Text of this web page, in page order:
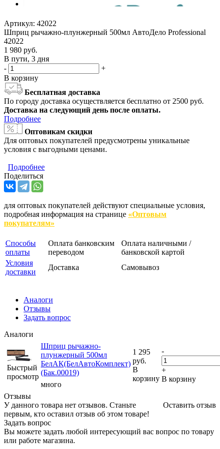
Артикул: 42022
Шприц рычажно-плунжерный 500мл АвтоДело Professional
42022
1 980 руб.
В пути, 3 дня
-
+
В корзину
Бесплатная доставка
По городу доставка осуществляется бесплатно от 2500 руб.
Доставка на следующий день после оплаты.
Подробнее
Оптовикам скидки
Для оптовых покупателей предусмотрены уникальные
условия с выгодными ценами.
Подробнее
Поделиться
для оптовых покупателей действуют специальные условия,
подробная информация на странице «Оптовым
покупателям»
Способы
оплаты
Оплата банковским
переводом
Оплата наличными /
банковской картой
Условия
доставки
Доставка Самовывоз
Аналоги
Отзывы
Задать вопрос
Аналоги
Быстрый
просмотр
Шприц рычажно-
плунжерный 500мл
БелАК(БелАвтоКомплект)
(Бак.00019)
много
1 295
руб.
В
корзину
-
+
В корзину
Отзывы
Оставить отзыв
У данного товара нет отзывов. Станьте
первым, кто оставил отзыв об этом товаре!
Задать вопрос
Вы можете задать любой интересующий вас вопрос по товару
или работе магазина.